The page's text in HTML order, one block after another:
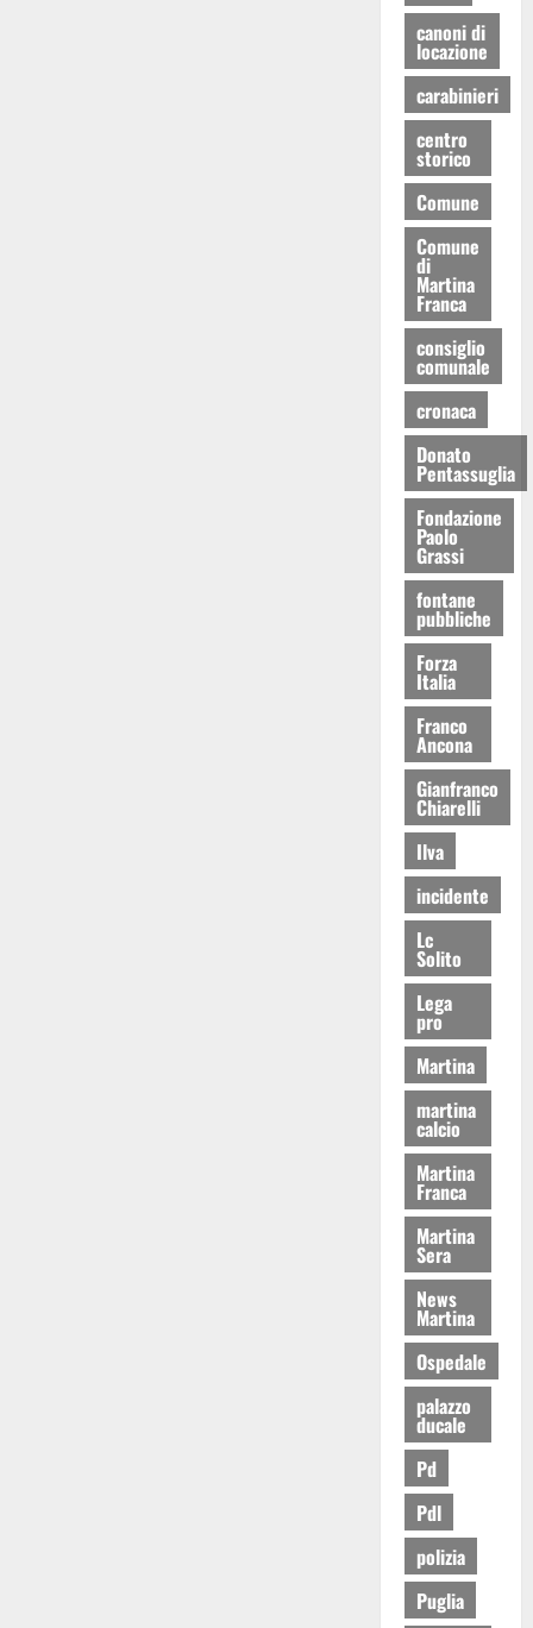
canoni di
locazione
carabinieri
centro
storico
Comune
Comune
di
Martina
Franca
consiglio
comunale
cronaca
Donato
Pentassuglia
Fondazione
Paolo
Grassi
fontane
pubbliche
Forza
Italia
Franco
Ancona
Gianfranco
Chiarelli
Ilva
incidente
Lc
Solito
Lega
pro
Martina
martina
calcio
Martina
Franca
Martina
Sera
News
Martina
Ospedale
palazzo
ducale
Pd
Pdl
polizia
Puglia